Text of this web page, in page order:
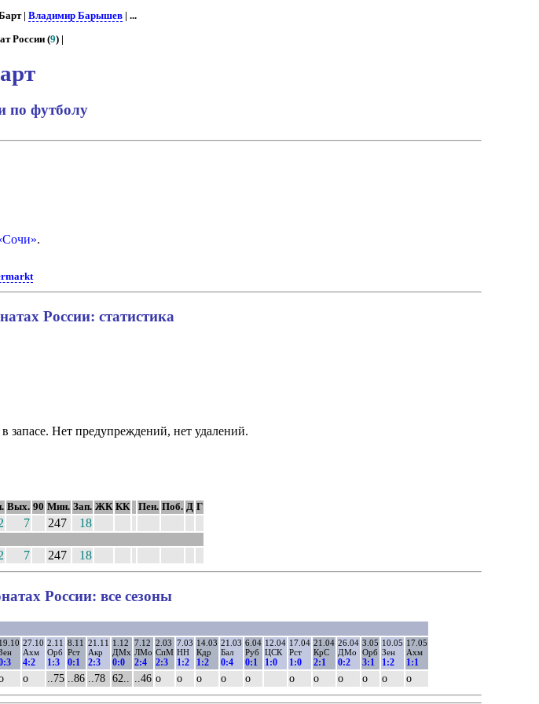
|Владимир Барышев | ...
России (9) |
по футболу
.
России: статистика
запасе. Нет предупреждений, нет удалений.
Вых. 90 Мин. Зап. ЖК КК Пен. Поб. Д Г
7 247 18
7 247 18
России: все сезоны
19.10 27.10
Ахм
4:2
2.11
Орб
1:3
8.11
Рст
0:1
21.11
Акр
2:3
1.12
ДМх
0:0
7.12
ЛМо
2:4
2.03
СпМ
2:3
7.03
НН
1:2
14.03
Кдр
1:2
21.03
Бал
0:4
6.04
Руб
0:1
12.04
ЦСК
1:0
17.04
Рст
1:0
21.04
КрС
2:1
26.04
ДМо
0:2
3.05
Орб
3:1
10.05
Зен
1:2
17.05
Ахм
1:1
о ..75 ..86 ..78 62.. ..46 о о о о о о о о о о о